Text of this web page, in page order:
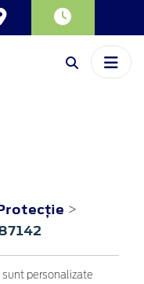
>
sunt personalizate